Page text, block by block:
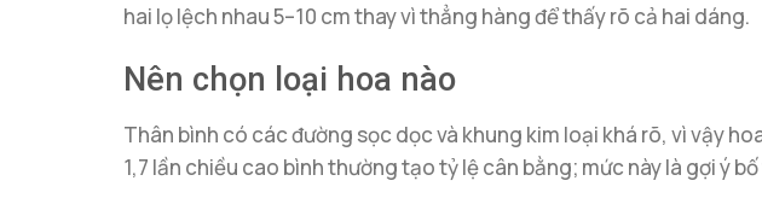
hai lọ lệch nhau 5–10 cm thay vì thẳng hàng để thấy rõ cả hai dáng.
Nên chọn loại hoa nào
Thân bình có các đường sọc dọc và khung kim loại khá rõ, vì vậy
1,7 lần chiều cao bình thường tạo tỷ lệ cân bằng; mức này là gợi ý